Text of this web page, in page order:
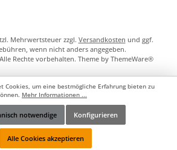
Mehrwertsteuer zzgl. Versandkosten und ggf.
wenn nicht anders angegeben.
Rechte vorbehalten. Theme by ThemeWare®
Cookies, um eine bestmögliche Erfahrung bieten zu
Mehr Informationen ...
notwendige Konfigurieren
Alle Cookies akzeptieren